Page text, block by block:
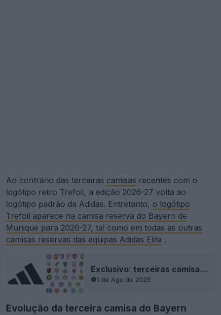
Ao contrário das terceiras camisas recentes com o
logótipo retro Trefoil, a edição 2026-27 volta ao
logótipo padrão da Adidas. Entretanto, o logótipo
Trefoil aparece na camisa reserva do Bayern de
Munique para 2026-27, tal como em todas as outras
camisas reservas das equipas Adidas Elite .
Exclusivo: terceiras camisas da Adidas para 2026-27 vão voltar ao logotipo moderno da Adidas
1 de Ago de 2025
Evolução da terceira camisa do Bayern